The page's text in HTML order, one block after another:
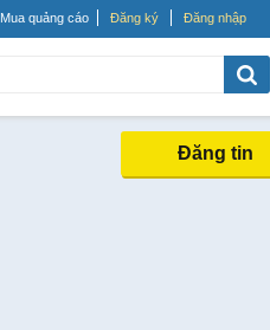
Mua quảng cáo Đăng ký Đăng nhập
Đăng tin